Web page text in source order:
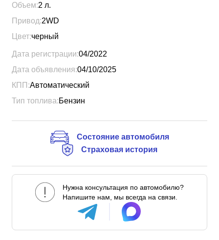
Объем:2 л.
Привод:2WD
Цвет:черный
Дата регистрации:04/2022
Дата объявления:04/10/2025
КПП:Автоматический
Тип топлива:Бензин
Состояние автомобиля
Страховая история
Нужна консультация по автомобилю?
Напишите нам, мы всегда на связи.